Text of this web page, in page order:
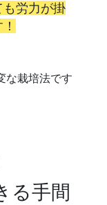
も労力が掛
な栽培法です
る手間